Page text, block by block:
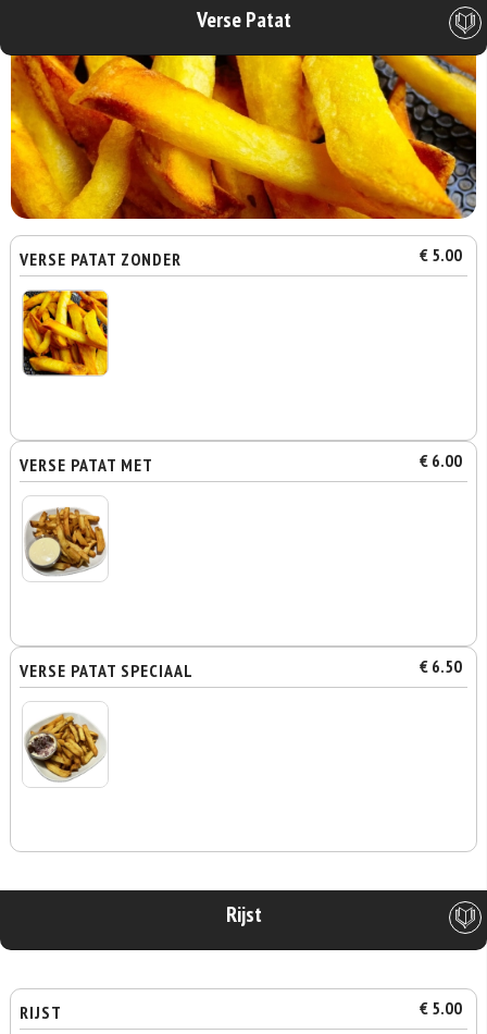
Verse Patat
VERSE PATAT ZONDER € 5.00
VERSE PATAT MET € 6.00
VERSE PATAT SPECIAAL € 6.50
Rijst
RIJST € 5.00